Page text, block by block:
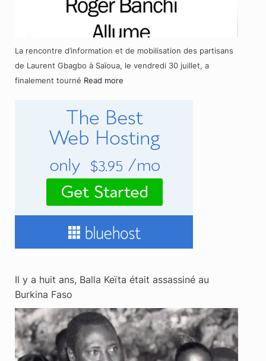
La rencontre d’information et de mobilisation des partisans
de Laurent Gbagbo à Saïoua, le vendredi 30 juillet, a
finalement tourné Read more
Il y a huit ans, Balla Keïta était assassiné au
Burkina Faso